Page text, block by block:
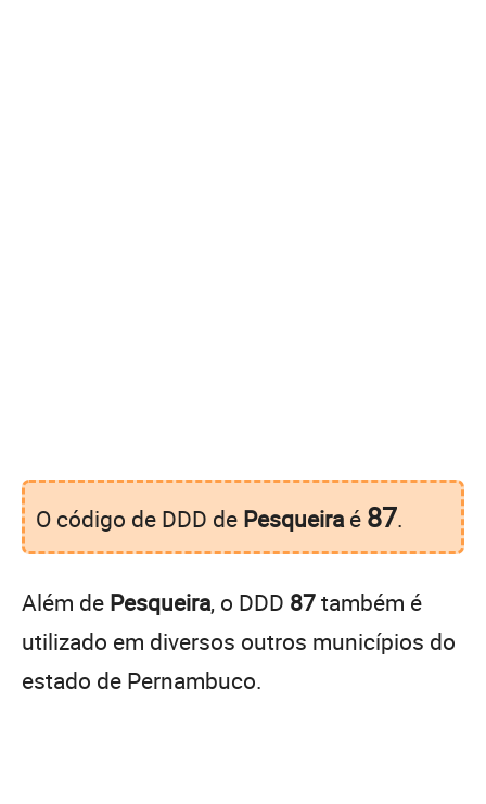
O código de DDD de Pesqueira é 87.
Além de Pesqueira, o DDD 87também é
utilizado em diversos outros municípios do
estado de Pernambuco.